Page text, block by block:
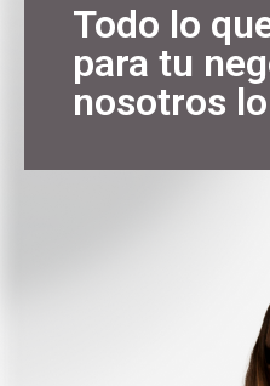
Todo lo
para tu
nosotros